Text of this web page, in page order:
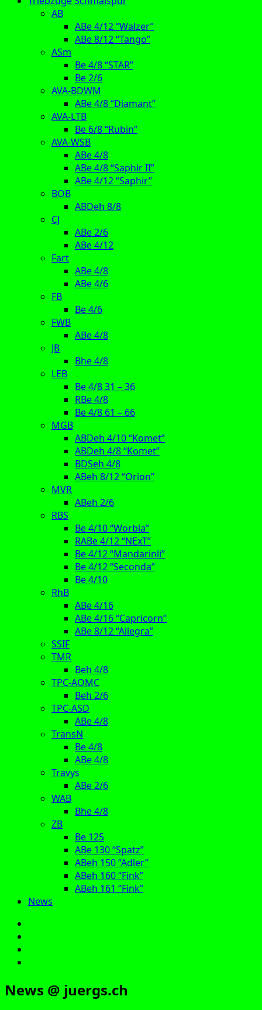
AB
ABe 4/12 “Walzer”
ABe 8/12 “Tango”
ASm
Be 4/8 “STAR”
Be 2/6
AVA-BDWM
ABe 4/8 “Diamant”
AVA-LTB
Be 6/8 “Rubin”
AVA-WSB
ABe 4/8
ABe 4/8 “Saphir II”
ABe 4/12 “Saphir”
BOB
ABDeh 8/8
CJ
ABe 2/6
ABe 4/12
Fart
ABe 4/8
ABe 4/6
FB
Be 4/6
FWB
ABe 4/8
JB
Bhe 4/8
LEB
Be 4/8 31 – 36
RBe 4/8
Be 4/8 61 – 66
MGB
ABDeh 4/10 “Komet”
ABDeh 4/8 “Komet”
BDSeh 4/8
ABeh 8/12 “Orion”
MVR
ABeh 2/6
RBS
Be 4/10 “Worbla”
RABe 4/12 “NExT”
Be 4/12 “Mandarinli”
Be 4/12 “Seconda”
Be 4/10
RhB
ABe 4/16
ABe 4/16 “Capricorn”
ABe 8/12 “Allegra”
SSIF
TMR
Beh 4/8
TPC-AOMC
Beh 2/6
TPC-ASD
ABe 4/8
TransN
Be 4/8
ABe 4/8
Travys
ABe 2/6
WAB
Bhe 4/8
ZB
Be 125
ABe 130 “Spatz”
ABeh 150 “Adler”
ABeh 160 “Fink”
ABeh 161 “Fink”
News
News @ juergs.ch